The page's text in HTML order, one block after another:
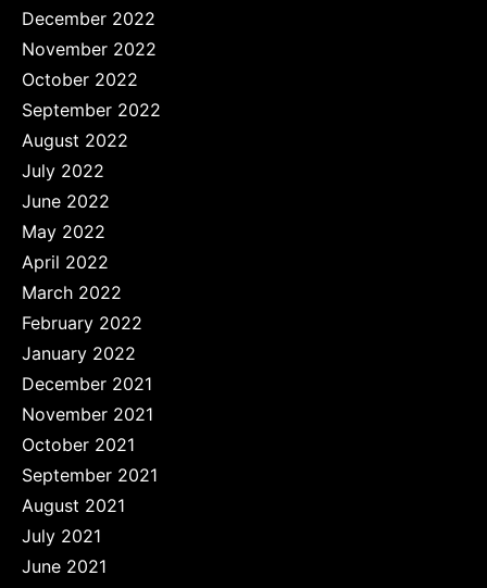
December 2022
November 2022
October 2022
September 2022
August 2022
July 2022
June 2022
May 2022
April 2022
March 2022
February 2022
January 2022
December 2021
November 2021
October 2021
September 2021
August 2021
July 2021
June 2021